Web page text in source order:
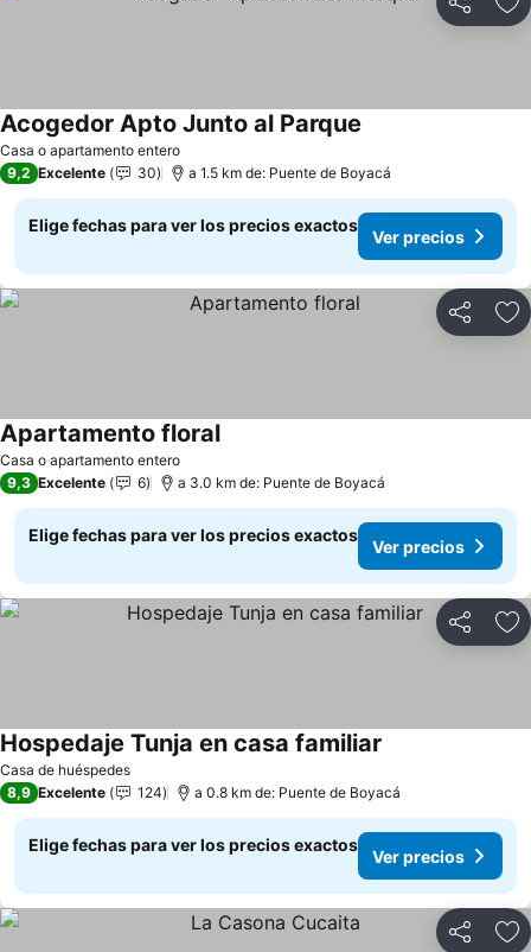
Compartir
Casa o apartamento entero
Acogedor Apto Junto al Parque
9,2 Excelente 30 a 1.5 km de: Puente de Boyacá
Elige fechas para ver los precios exactos
Ver precios
Compartir
Casa o apartamento entero
Apartamento floral
9,3 Excelente 6 a 3.0 km de: Puente de Boyacá
Elige fechas para ver los precios exactos
Ver precios
Compartir
Casa de huéspedes
Hospedaje Tunja en casa familiar
8,9 Excelente 124 a 0.8 km de: Puente de Boyacá
Elige fechas para ver los precios exactos
Ver precios
Compartir